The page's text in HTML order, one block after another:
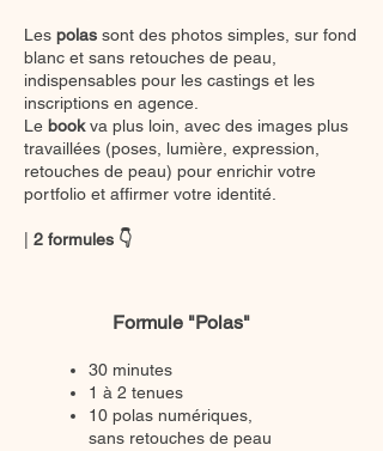
Les polas sont des photos simples, sur fond
blanc et sans retouches de peau,
indispensables pour les castings et les
inscriptions en agence.
Le bookva plus loin, avec des images plus
travaillées (poses, lumière, expression,
retouches de peau) pour enrichir votre
portfolio et affirmer votre identité.
2 formules 👇
Formule "Polas"
30 minutes
1 à 2 tenues
10 polas numériques,
sans retouches de peau